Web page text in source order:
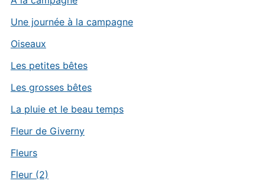
Une journée à la campagne
Oiseaux
Les petites bêtes
Les grosses bêtes
La pluie et le beau temps
Fleur de Giverny
Fleurs
Fleur (2)